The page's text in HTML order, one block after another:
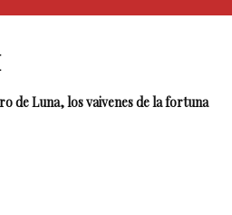
de Luna, los vaivenes de la fortuna